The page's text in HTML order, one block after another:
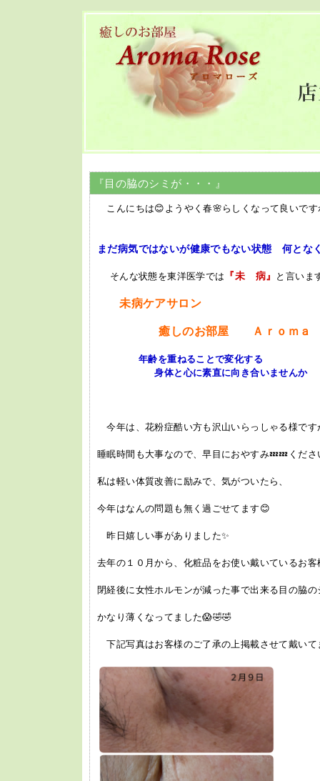
『目の脇のシミが・・・』
こんにちは😊ようやく春🌸らしくなって良いです
まだ病気ではないが健康でもない状態 何とな
そんな状態を東洋医学では 『未 病』 と言いま
未病ケアサロン
癒しのお部屋 Ａｒｏｍａ
年齢を重ねることで変化する
身体と心に素直に向き合いませんか
今年は、花粉症酷い方も沢山いらっしゃる様です
睡眠時間も大事なので、早目におやすみ💤💤くださ
私は軽い体質改善に励みで、気がついたら、
今年はなんの問題も無く過ごせてます😊
昨日嬉しい事がありました✨
去年の１０月から、化粧品をお使い戴いているお客
閉経後に女性ホルモンが減った事で出来る目の脇
かなり薄くなってました😱🤣🤣
下記写真はお客様のご了承の上掲載させて戴いて